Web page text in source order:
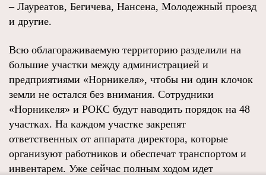
– Лауреатов, Бегичева, Нансена, Молодежный проезд
и другие.
Всю облагораживаемую территорию разделили на
большие участки между администрацией и
предприятиями «Норникеля», чтобы ни один клочок
земли не остался без внимания. Сотрудники
«Норникеля» и РОКС будут наводить порядок на 48
участках. На каждом участке закрепят
ответственных от аппарата директора, которые
организуют работников и обеспечат транспортом и
инвентарем. Уже сейчас полным ходом идет